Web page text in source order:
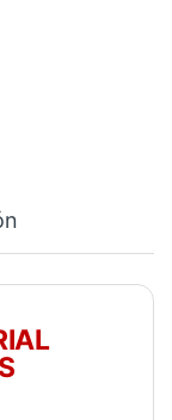
118LTS MULTIGAS